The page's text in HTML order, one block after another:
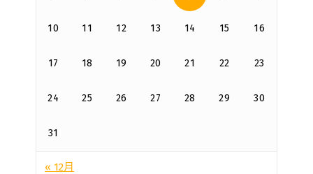
10 11 12 13 14 15 16
17 18 19 20 21 22 23
24 25 26 27 28 29 30
31
« 12月